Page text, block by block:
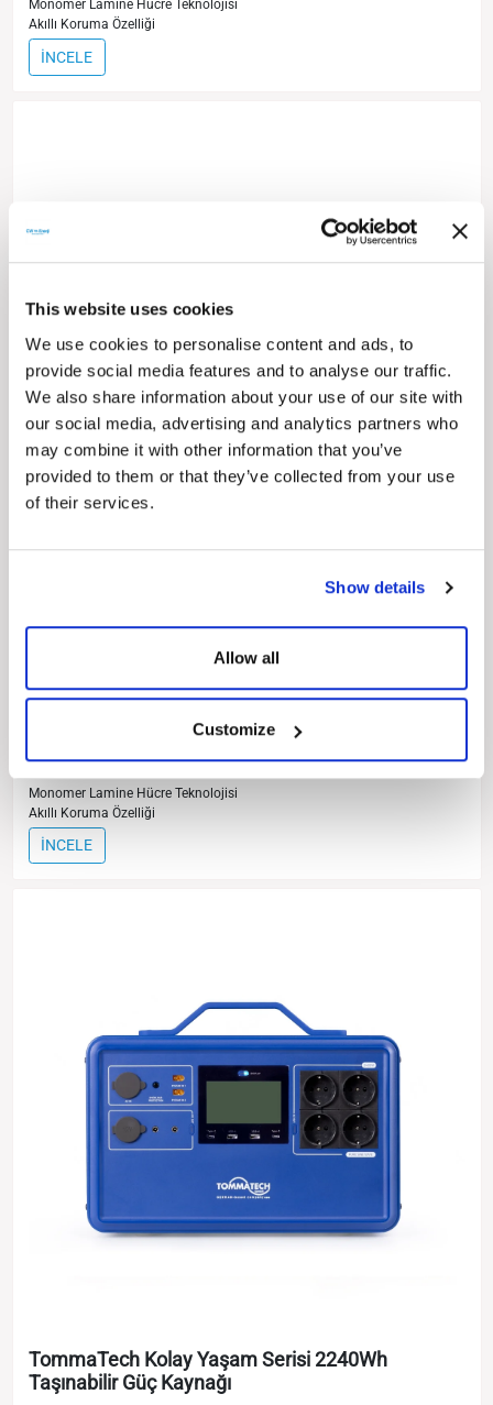
This website uses cookies
We use cookies to personalise content and ads, to
provide social media features and to analyse our traffic.
We also share information about your use of our site with
our social media, advertising and analytics partners who
may combine it with other information that you’ve
provided to them or that they’ve collected from your use
of their services.
Show details
Allow all
Customize
Monomer Lamine Hücre Teknolojisi
Akıllı Koruma Özelliği
İNCELE
Akıllı Güç Teknolojisi
Çevre Dostu
Monomer Lamine Hücre Teknolojisi
Akıllı Koruma Özelliği
İNCELE
TommaTech Kolay Yaşam Serisi 2240Wh
Taşınabilir Güç Kaynağı